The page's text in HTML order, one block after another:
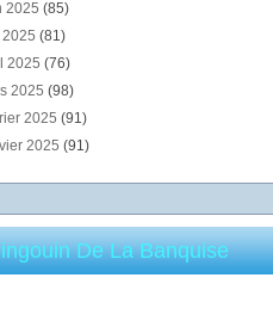
2025 (85)
2025 (81)
2025 (76)
2025 (98)
2025 (91)
2025 (91)
De La Banquise